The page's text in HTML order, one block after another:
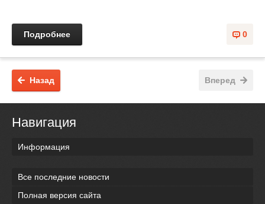
0
Подробнее
Вперед
Назад
Навигация
Информация
Все последние новости
Полная версия сайта